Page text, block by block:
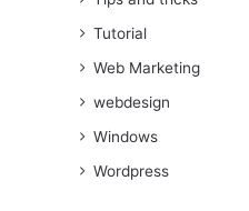
Tutorial
Web Marketing
webdesign
Windows
Wordpress